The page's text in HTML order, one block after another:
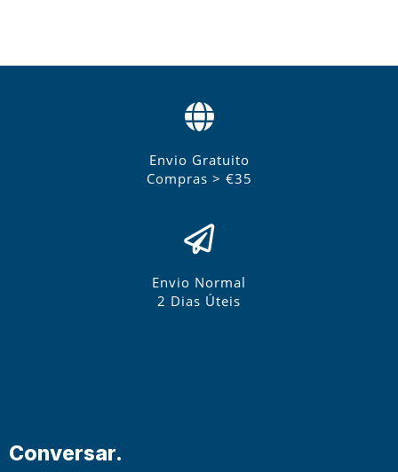
Envio Gratuito
Compras > €35
Envio Normal
2 Dias Úteis
Conversar.